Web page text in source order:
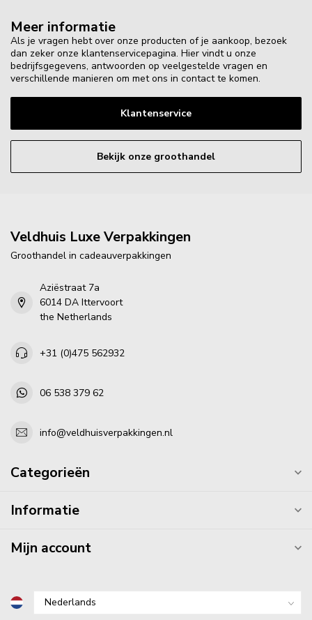
Meer informatie
Als je vragen hebt over onze producten of je aankoop, bezoek
dan zeker onze klantenservicepagina. Hier vindt u onze
bedrijfsgegevens, antwoorden op veelgestelde vragen en
verschillende manieren om met ons in contact te komen.
Klantenservice
Bekijk onze groothandel
Veldhuis Luxe Verpakkingen
Groothandel in cadeauverpakkingen
Aziëstraat 7a
6014 DA Ittervoort
the Netherlands
+31 (0)475 562932
06 538 379 62
info@veldhuisverpakkingen.nl
Categorieën
Informatie
Mijn account